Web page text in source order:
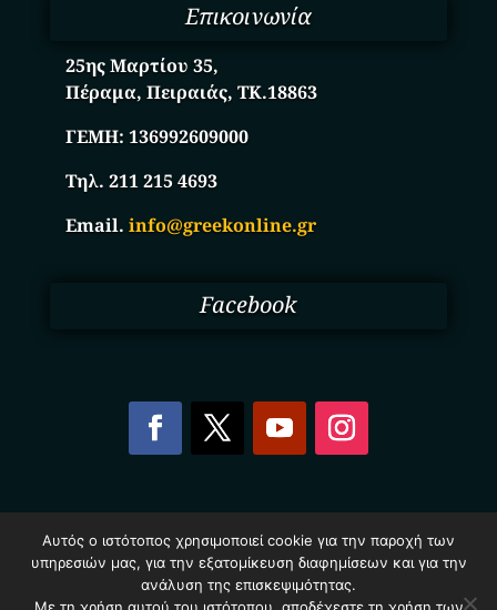
Επικοινωνία
25ης Μαρτίου 35,
Πέραμα, Πειραιάς, ΤΚ.18863
ΓΕΜΗ:136992609000
Τηλ. 211 215 4693
Email.info@greekonline.gr
Facebook
Επιχειρήσεων Ελλάδας – Greekonline.gr. All Rights
Reserved.
Όροι & Προυποθέσεις–Προστασία Προσωπικών
Αυτός ο ιστότοπος χρησιμοποιεί cookie για την παροχή των
υπηρεσιών μας, για την εξατομίκευση διαφημίσεων και για την
ανάλυση της επισκεψιμότητας.